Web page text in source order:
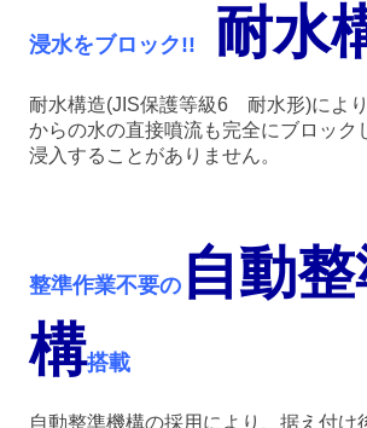
浸水をブロック!! 耐水
耐水構造(JIS保護等級6 耐水形)によ
からの水の直接噴流も完全にブロック
浸入することがありません。
整準作業不要の 自動
構搭載
自動整準機構の採用により、据え付け